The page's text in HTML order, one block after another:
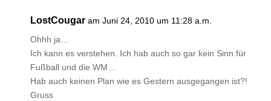
LostCougar am Juni 24, 2010 um 11:28 a.m.
Ohhh ja…
Ich kann es verstehen. Ich hab auch so gar kein Sinn für
Fußball und die WM…
Hab auch keinen Plan wie es Gestern ausgegangen ist?!
Gruss